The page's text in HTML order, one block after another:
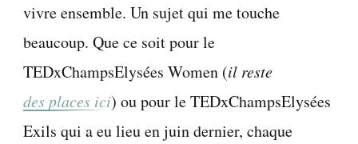
vivre ensemble. Un sujet qui me touche
beaucoup. Que ce soit pour le
TEDxChampsElysées Women (il reste
des places ici) ou pour le TEDxChampsElysées
Exils qui a eu lieu en juin dernier, chaque